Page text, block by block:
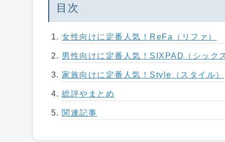
目次
女性向けに定番人気！ReFa（リファ）
男性向けに定番人気！SIXPAD（シック
家族向けに定番人気！Style（スタイル）
総評やまとめ
関連記事